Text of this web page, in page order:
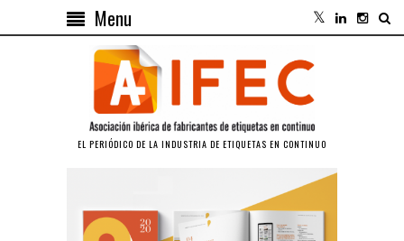
Menu
EL PERIÓDICO DE LA INDUSTRIA DE ETIQUETAS EN CONTINUO